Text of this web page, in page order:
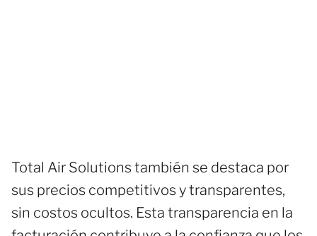
Total Air Solutions también se destaca por
sus precios competitivos y transparentes,
sin costos ocultos. Esta transparencia en la